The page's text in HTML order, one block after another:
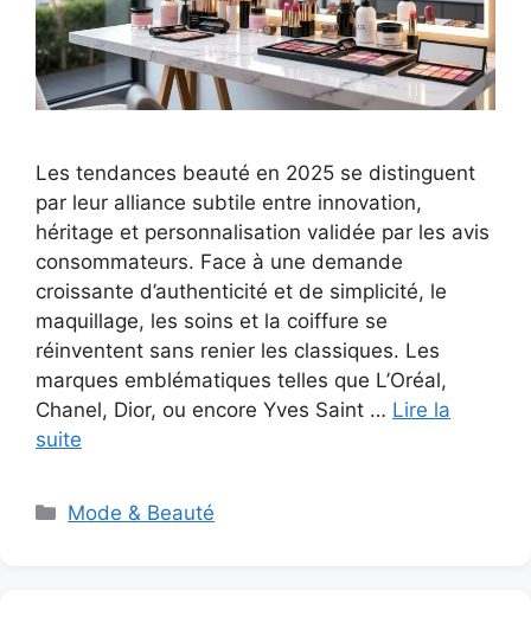
Les tendances beauté en 2025 se distinguent
par leur alliance subtile entre innovation,
héritage et personnalisation validée par les avis
consommateurs. Face à une demande
croissante d’authenticité et de simplicité, le
maquillage, les soins et la coiffure se
réinventent sans renier les classiques. Les
marques emblématiques telles que L’Oréal,
Chanel, Dior, ou encore Yves Saint … Lire la
suite
Catégories
Mode & Beauté